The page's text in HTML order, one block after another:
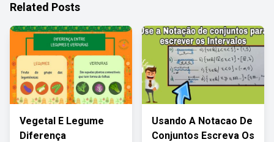
Related Posts
Vegetal E Legume
Diferença
Usando A Notacao De
Conjuntos Escreva Os